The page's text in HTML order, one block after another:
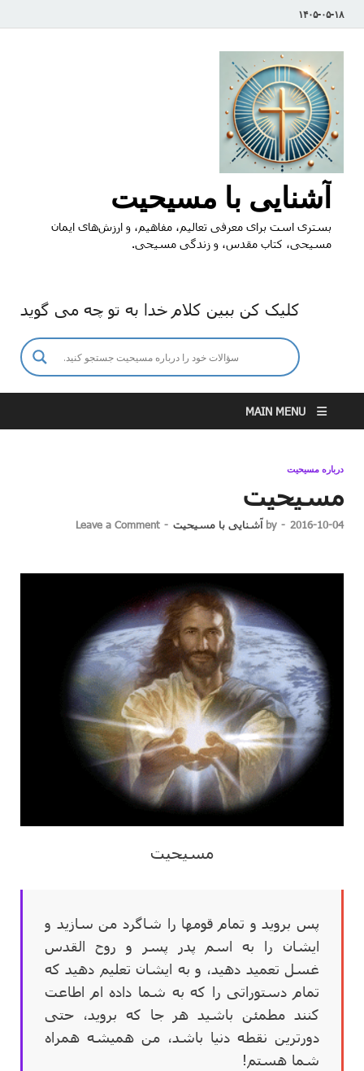
۱۴۰۵-۰۵-۱۸
آشنایی با مسیحیت
بستری است برای معرفی تعالیم، مفاهیم، و ارزش‌های ایمان
مسیحی، کتاب مقدس، و زندگی مسیحی.
کلیک کن ببین کلام خدا به تو چه می گوید
MAIN MENU
درباره مسیحیت
مسیحیت
2016-10-04
-
by آشنایی با مسیحیت -
Leave a Comment
مسیحیت
پس بروید و تمام قومها را شاگرد من سازید و
ایشان را به اسم پدر پسر و روح القدس
غسل تعمید دهید، و به ایشان تعلیم دهید که
تمام دستوراتی را که به شما داده ام اطاعت
کنند مطمئن باشید هر جا که بروید، حتی
دورترین نقطه دنیا باشد، من همیشه همراه
شما هستم!